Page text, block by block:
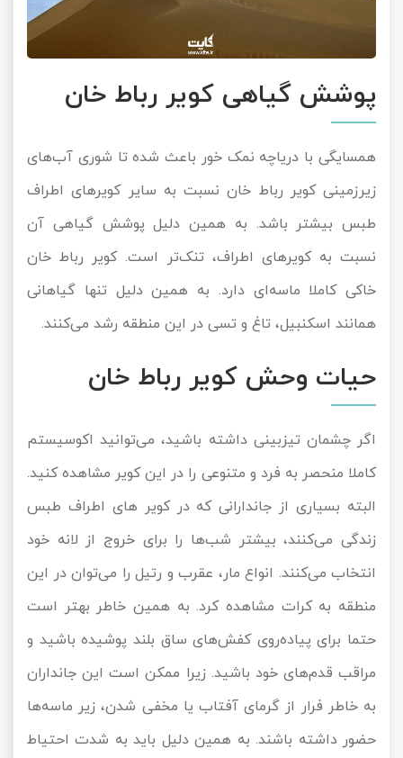
پوشش گیاهی کویر رباط خان
همسایگی با دریاچه نمک خور باعث شده تا شوری آب‌های
زیرزمینی کویر رباط خان نسبت به سایر کویرهای اطراف
طبس بیشتر باشد. به همین دلیل پوشش گیاهی آن
نسبت به کویرهای اطراف، تنک‌تر است. کویر رباط خان
خاکی کاملا ماسه‌ای دارد. به همین دلیل تنها گیاهانی
همانند اسکنبیل، تاغ و تسی در این منطقه رشد می‌کنند.
حیات وحش کویر رباط خان
اگر چشمان تیزبینی داشته باشید، می‌توانید اکوسیستم
کاملا منحصر به فرد و متنوعی را در این کویر مشاهده کنید.
البته بسیاری از جاندارانی که در کویر های اطراف طبس
زندگی می‌کنند، بیشتر شب‌ها را برای خروج از لانه خود
انتخاب می‌کنند. انواع مار، عقرب و رتیل را می‌توان در این
منطقه به کرات مشاهده کرد. به همین خاطر بهتر است
حتما برای پیاده‌روی کفش‌های ساق‌ بلند پوشیده باشید و
مراقب قدم‌های خود باشید. زیرا ممکن است این جانداران
به خاطر فرار از گرمای آفتاب یا مخفی شدن، زیر ماسه‌ها
حضور داشته باشند. به همین دلیل باید به شدت احتیاط